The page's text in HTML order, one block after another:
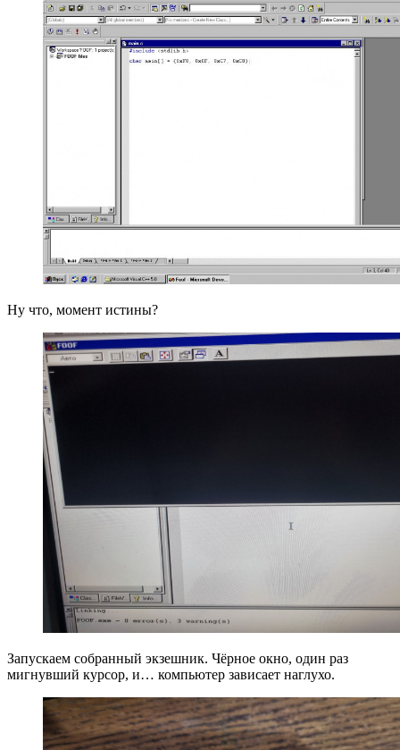
Ну что, момент истины?
Запускаем собранный экзешник. Чёрное окно, один раз
мигнувший курсор, и… компьютер зависает наглухо.